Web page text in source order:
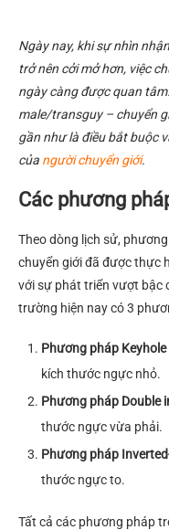
Ngày nay, khi sự nhìn
trở nên cởi mở hơn, việc
ngày càng được quan
male/transguy – chuyển
gần như là điều bắt buộc
của người chuyển giới.
Các phương
Theo dòng lịch sử,
chuyển giới đã được thực
với sự phát triển vượt bậc
trường hiện nay có 3
Phương pháp
kích thước ngực nhỏ.
Phương pháp Double
thước ngực vừa phải.
Phương pháp
thước ngực to.
Tất cả các phương pháp